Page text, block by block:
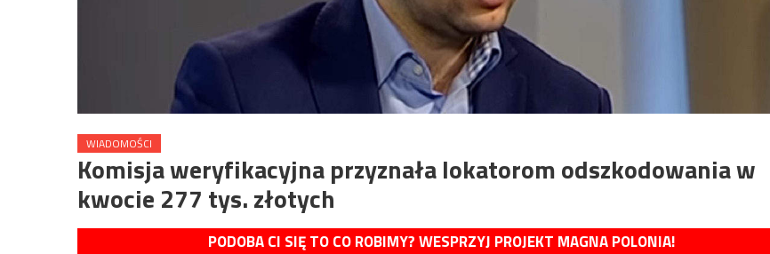
WIADOMOŚCI
Komisja weryfikacyjna przyznała lokatorom odszkodowania w
kwocie 277 tys. złotych
PODOBA CI SIĘ TO CO ROBIMY? WESPRZYJ PROJEKT MAGNA POLONIA!